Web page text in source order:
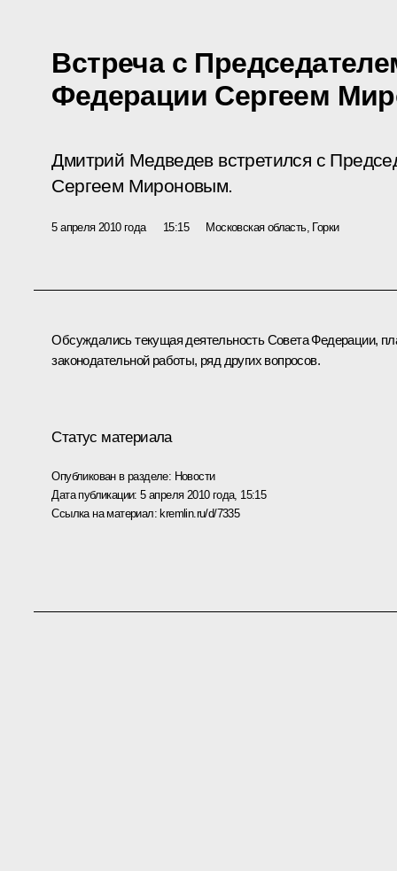
Встреча с
Федерации Сергеем
Дмитрий Медведев встретился с
Сергеем Мироновым.
5 апреля 2010 года 15:15 Московская область, Горки
Обсуждались текущая деятельность Совета Федерации,
законодательной работы, ряд других вопросов.
Статус материала
Опубликован в разделе: Новости
Дата публикации:5 апреля 2010 года, 15:15
Ссылка на материал: kremlin.ru/d/7335